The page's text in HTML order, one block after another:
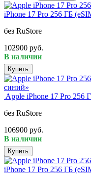
iPhone 17 Pro 256 ГБ
без RuStore
102900 руб.
В наличии
Купить
Apple iPhone 17 Pro 256
без RuStore
106900 руб.
В наличии
Купить
iPhone 17 Pro 256 ГБ